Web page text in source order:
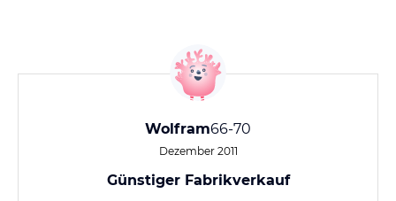
Wolfram66-70
Dezember 2011
Günstiger Fabrikverkauf